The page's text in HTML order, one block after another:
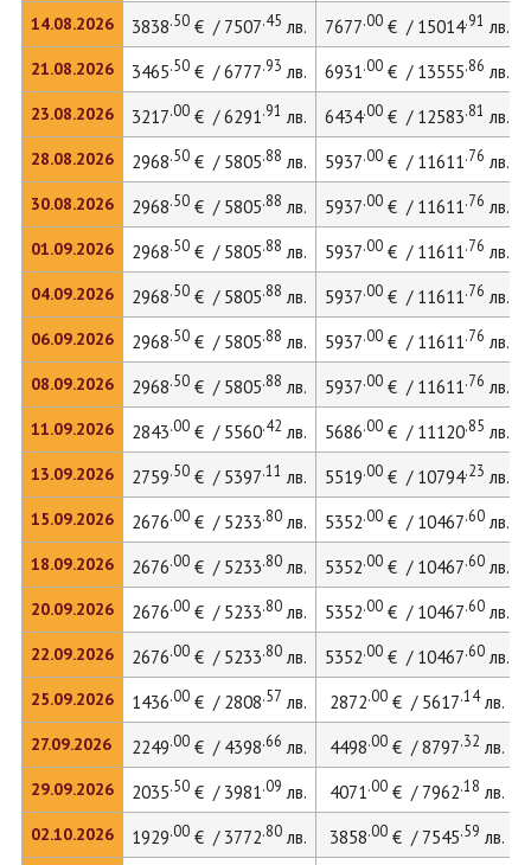
14.08.2026
21.08.2026
23.08.2026
28.08.2026
30.08.2026
01.09.2026
04.09.2026
06.09.2026
08.09.2026
11.09.2026
13.09.2026
15.09.2026
18.09.2026
20.09.2026
22.09.2026
25.09.2026
27.09.2026
29.09.2026
02.10.2026
3838.50€ / 7507.45 лв. 7677.00€ / 15014.91 лв.
3465.50€ / 6777.93 лв. 6931.00€ / 13555.86 лв.
3217.00€ / 6291.91 лв. 6434.00€ / 12583.81 лв.
2968.50€ / 5805.88 лв. 5937.00€ / 11611.76 лв.
2968.50€ / 5805.88 лв. 5937.00€ / 11611.76 лв.
2968.50€ / 5805.88 лв. 5937.00€ / 11611.76 лв.
2968.50€ / 5805.88 лв. 5937.00€ / 11611.76 лв.
2968.50€ / 5805.88 лв. 5937.00€ / 11611.76 лв.
2968.50€ / 5805.88 лв. 5937.00€ / 11611.76 лв.
2843.00€ / 5560.42 лв. 5686.00€ / 11120.85 лв.
2759.50€ / 5397.11 лв. 5519.00€ / 10794.23 лв.
2676.00€ / 5233.80лв. 5352.00€ / 10467.60лв.
2676.00€ / 5233.80лв. 5352.00€ / 10467.60лв.
2676.00€ / 5233.80лв. 5352.00€ / 10467.60лв.
2676.00€ / 5233.80лв. 5352.00€ / 10467.60лв.
1436.00€ / 2808.57 лв. 2872.00€ / 5617.14лв.
2249.00€ / 4398.66 лв. 4498.00€ / 8797.32 лв.
2035.50€ / 3981.09 лв. 4071.00€ / 7962.18 лв.
1929.00€ / 3772.80лв. 3858.00€ / 7545.59 лв.